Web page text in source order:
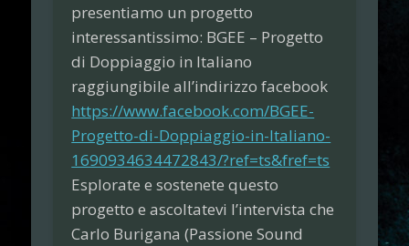
presentiamo un progetto
interessantissimo: BGEE – Progetto
di Doppiaggio in Italiano
raggiungibile all’indirizzo facebook
https://www.facebook.com/BGEE-
Progetto-di-Doppiaggio-in-Italiano-
1690934634472843/?ref=ts&fref=ts
Esplorate e sostenete questo
progetto e ascoltatevi l’intervista che
Carlo Burigana (Passione Sound